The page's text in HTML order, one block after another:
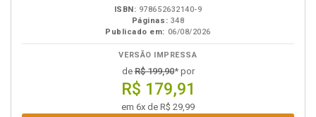
ISBN: 978652632140-9
Páginas: 348
Publicado em: 06/08/2026
VERSÃO IMPRESSA
deR$ 199,90* por
R$ 179,91
em 6x de R$ 29,99